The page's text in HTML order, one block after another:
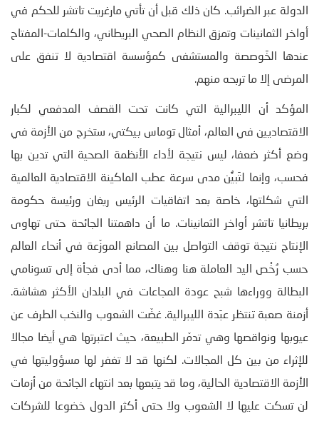
الدولة عبر الضرائب. كان ذلك قبل أن تأتي مارغريت تاتشر للحكم في
أواخر الثمانينات وتمزق النظام الصحي البريطاني، والكلمات-المفتاح
عندها الخَوصصة والمستشفى كمؤسسة اقتصادية لا تنفق على
المرضى إلا ما تربحه منهم.
المؤكد أن الليبرالية التي كانت تحت القصف المدفعي لكبار
الاقتصاديين في العالم، أمثال توماس بيكتي، ستخرج من الأزمة في
وضع أكثر ضعفا، ليس نتيجة لأداء الأنظمة الصحية التي تدين بها
فحسب، وإنما لتَبيُّن مدى سرعة عطب الماكينة الاقتصادية العالمية
التي شكلتها، خاصة بعد اتفاقيات الرئيس ريغان ورئيسة حكومة
بريطانيا تاتشر أواخر الثمانينات. ما أن داهمتنا الجائحة حتى تهاوى
الإنتاج نتيجة توقف التواصل بين المصانع الموزّعة في أنحاء العالم
حسب رُخْص اليد العاملة هنا وهناك، مما أدى فجأة إلى تسونامي
البطالة ووراءها شبح عودة المجاعات في البلدان الأكثر هشاشة.
أزمنة صعبة تنتظر عبَدة الليبرالية. غضّت الشعوب والنخب الطرف عن
عيوبها ونواقصها وهي تدمّر الطبيعة، حيث اعتبرتها هي أيضا مجالا
للإثراء من بين كل المجالات. لكنها قد لا تغفر لها مسؤوليتها في
الأزمة الاقتصادية الحالية، وما قد يتبعها بعد انتهاء الجائحة من أزمات
لن تسكت عليها لا الشعوب ولا حتى أكثر الدول خضوعا للشركات